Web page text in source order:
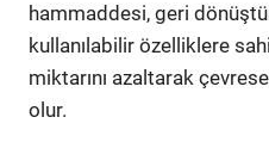
hammaddesi, geri
kullanılabilir özelliklere
miktarını azaltarak
olur.